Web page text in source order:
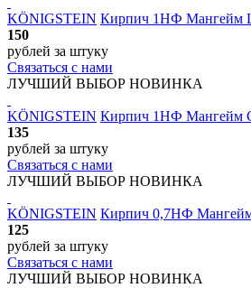
KÖNIGSTEIN Кирпич 1НФ Мангейм
150
рублей за штуку
Связаться с нами
ЛУЧШИЙ ВЫБОР НОВИНКА
KÖNIGSTEIN Кирпич 1НФ Мангейм
135
рублей за штуку
Связаться с нами
ЛУЧШИЙ ВЫБОР НОВИНКА
KÖNIGSTEIN Кирпич 0,7НФ
125
рублей за штуку
Связаться с нами
ЛУЧШИЙ ВЫБОР НОВИНКА